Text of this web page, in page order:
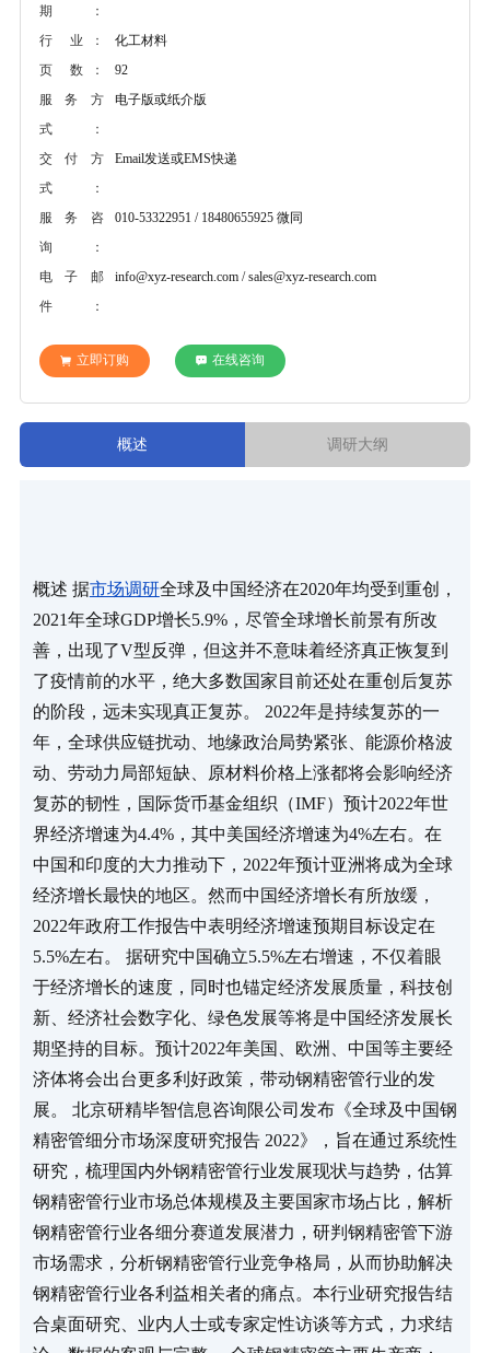
期：
行 业：
化工材料
页 数：
92
服务方
式：
电子版或纸介版
交付方
式：
Email发送或EMS快递
服务咨
询：
010-53322951 / 18480655925 微同
电子邮
件：
info@xyz-research.com / sales@xyz-research.com
立即订购 在线咨询
概述 调研大纲
概述 据市场调研全球及中国经济在2020年均受到重创，
2021年全球GDP增长5.9%，尽管全球增长前景有所改
善，出现了V型反弹，但这并不意味着经济真正恢复到
了疫情前的水平，绝大多数国家目前还处在重创后复苏
的阶段，远未实现真正复苏。 2022年是持续复苏的一
年，全球供应链扰动、地缘政治局势紧张、能源价格波
动、劳动力局部短缺、原材料价格上涨都将会影响经济
复苏的韧性，国际货币基金组织（IMF）预计2022年世
界经济增速为4.4%，其中美国经济增速为4%左右。在
中国和印度的大力推动下，2022年预计亚洲将成为全球
经济增长最快的地区。然而中国经济增长有所放缓，
2022年政府工作报告中表明经济增速预期目标设定在
5.5%左右。 据研究中国确立5.5%左右增速，不仅着眼
于经济增长的速度，同时也锚定经济发展质量，科技创
新、经济社会数字化、绿色发展等将是中国经济发展长
期坚持的目标。预计2022年美国、欧洲、中国等主要经
济体将会出台更多利好政策，带动钢精密管行业的发
展。 北京研精毕智信息咨询限公司发布《全球及中国钢
精密管细分市场深度研究报告 2022》，旨在通过系统性
研究，梳理国内外钢精密管行业发展现状与趋势，估算
钢精密管行业市场总体规模及主要国家市场占比，解析
钢精密管行业各细分赛道发展潜力，研判钢精密管下游
市场需求，分析钢精密管行业竞争格局，从而协助解决
钢精密管行业各利益相关者的痛点。本行业研究报告结
合桌面研究、业内人士或专家定性访谈等方式，力求结